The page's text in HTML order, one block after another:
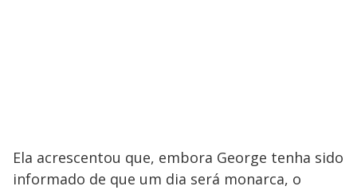
Ela acrescentou que, embora George tenha sido
informado de que um dia será monarca, o